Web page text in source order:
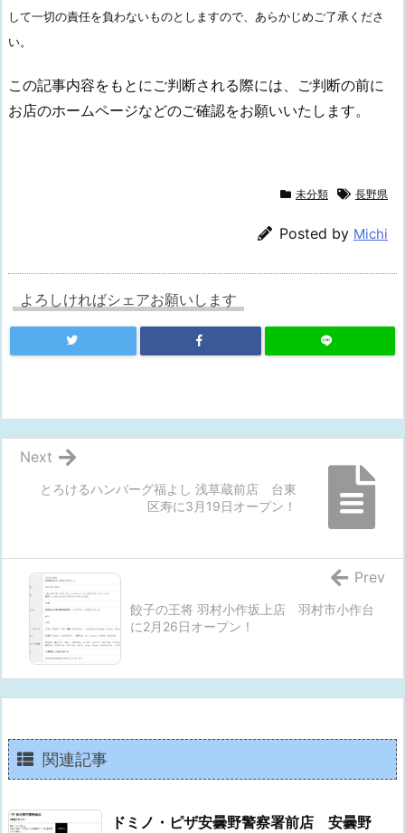
して一切の責任を負わないものとしますので、あらかじめご了承くださ
い。
この記事内容をもとにご判断される際には、ご判断の前に
お店のホームページなどのご確認をお願いいたします。
未分類 長野県
Posted by Michi
よろしければシェアお願いします
とろけるハンバーグ福よし 浅草蔵前店 台東
区寿に3月19日オープン！
Next
餃子の王将 羽村小作坂上店 羽村市小作台
に2月26日オープン！
Prev
関連記事
ドミノ・ピザ安曇野警察署前店 安曇野